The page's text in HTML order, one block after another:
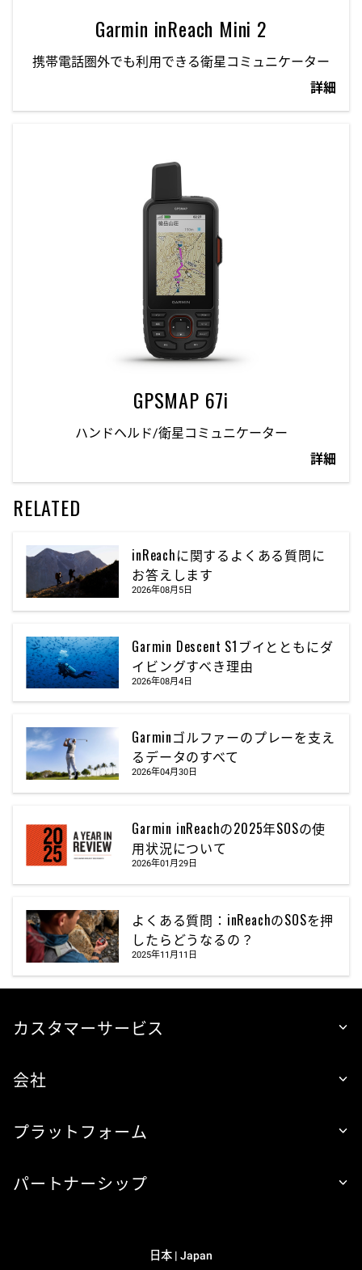
Garmin inReach Mini 2
携帯電話圏外でも利用できる衛星コミュニケーター
詳細
GPSMAP 67i
ハンドヘルド/衛星コミュニケーター
詳細
RELATED
inReachに関するよくある質問に
お答えします
2026年08月5日
Garmin Descent S1ブイとともにダ
イビングすべき理由
2026年08月4日
Garminゴルファーのプレーを支え
るデータのすべて
2026年04月30日
Garmin inReachの2025年SOSの使
用状況について
2026年01月29日
よくある質問：inReachのSOSを押
したらどうなるの？
2025年11月11日
カスタマーサービス
会社
プラットフォーム
パートナーシップ
日本 | Japan